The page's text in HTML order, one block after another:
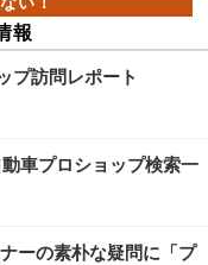
報
プ訪問レポート
車プロショップ検索一
ーの素朴な疑問に「プ